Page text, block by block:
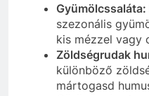
Gyümölcssaláta:
szezonális
kis mézzel vagy
Zöldségrudak
különböző
mártogasd